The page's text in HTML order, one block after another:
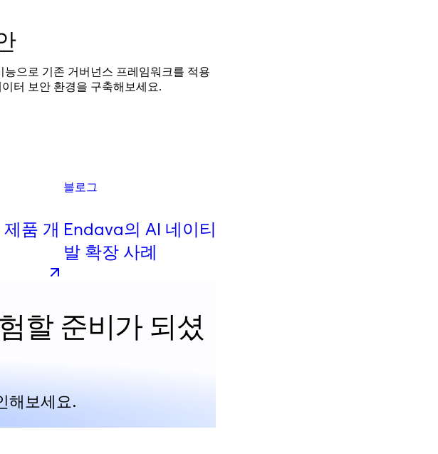
능으로 기존 거버넌스 프레임워크를 적용
터 보안 환경을 구축해보세요.
품 개
블로그
Endava의 AI 네이티브 개
발 확장 사례
할 준비가 되셨
해보세요.